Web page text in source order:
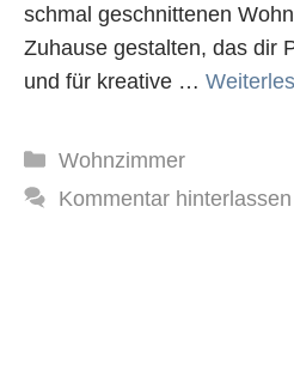
schmal geschnittenen
Zuhause gestalten, das dir
und für kreative …
Kategorien
Wohnzimmer
Kommentar hinterlassen